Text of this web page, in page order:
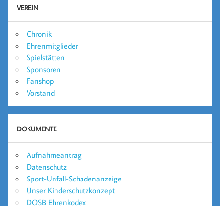
VEREIN
Chronik
Ehrenmitglieder
Spielstätten
Sponsoren
Fanshop
Vorstand
DOKUMENTE
Aufnahmeantrag
Datenschutz
Sport-Unfall-Schadenanzeige
Unser Kinderschutzkonzept
DOSB Ehrenkodex